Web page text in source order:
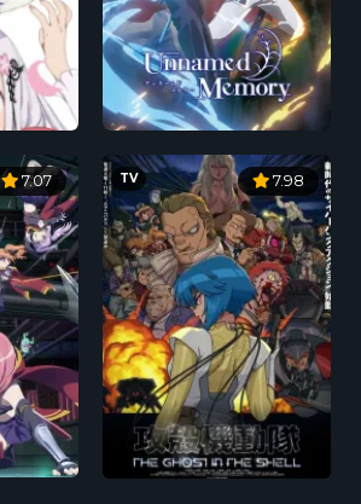
7.98
TV
7.07